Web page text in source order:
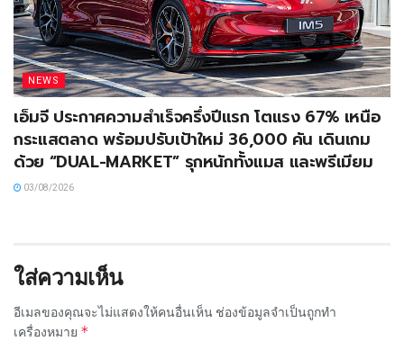
NEWS
เอ็มจี ประกาศความสำเร็จครึ่งปีแรก โตแรง 67% เหนือ
กระแสตลาด พร้อมปรับเป้าใหม่ 36,000 คัน เดินเกม
ด้วย “DUAL-MARKET” รุกหนักทั้งแมส และพรีเมียม
03/08/2026
ใส่ความเห็น
อีเมลของคุณจะไม่แสดงให้คนอื่นเห็น ช่องข้อมูลจำเป็นถูกทำ
เครื่องหมาย *